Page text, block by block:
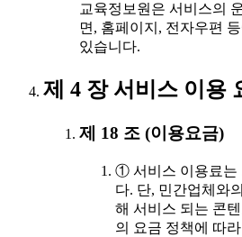
교육정보원은 서비스의
면, 홈페이지, 전자우편
있습니다.
제 4 장 서비스 이용
제 18 조 (이용요금)
① 서비스 이용료는
다. 단, 민간업체와
해 서비스 되는 콘
의 요금 정책에 따